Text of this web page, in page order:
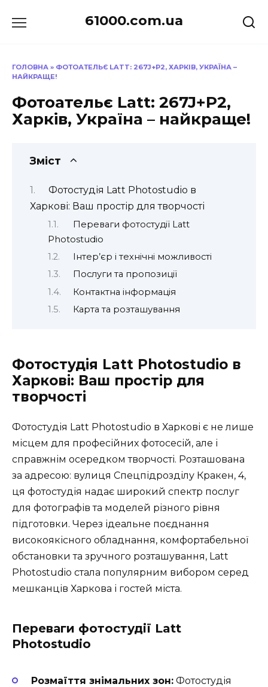
до
61000.com.ua
ГОЛОВНА » ФОТОАТЕЛЬЄ LATT: 267J+P2, ХАРКІВ, УКРАЇНА –
НАЙКРАЩЕ!
Фотоательє Latt: 267J+P2,
Харків, Україна – найкраще!
Зміст
Фотостудія Latt Photostudio в
Харкові: Ваш простір для творчості
Переваги фотостудії Latt
Photostudio
Інтер’єр і технічні можливості
Послуги та пропозиції
Контактна інформація
Карта та розташування
Фотостудія Latt Photostudio в
Харкові: Ваш простір для
творчості
Фотостудія Latt Photostudio в Харкові є не лише
місцем для професійних фотосесій, але і
справжнім осередком творчості. Розташована
за адресою: вулиця Спецпідрозділу Кракен, 4,
ця фотостудія надає широкий спектр послуг
для фотографів та моделей різного рівня
підготовки. Через ідеальне поєднання
високоякісного обладнання, комфортабельної
обстановки та зручного розташування, Latt
Photostudio стала популярним вибором серед
мешканців Харкова і гостей міста.
Переваги фотостудії Latt
Photostudio
Розмаїття знімальних зон: Фотостудія